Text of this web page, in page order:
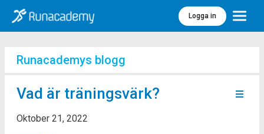
Logga in Meny
Runacademys blogg
Vad är träningsvärk?
Oktober 21, 2022